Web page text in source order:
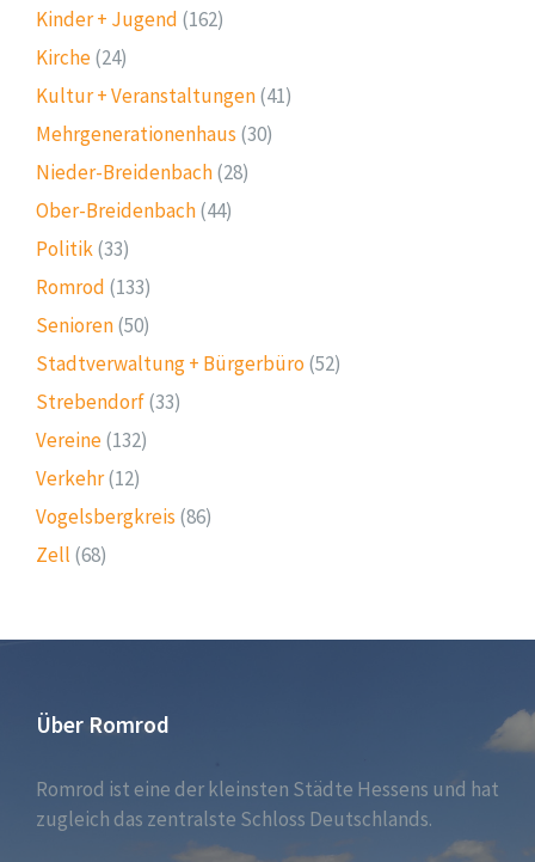
Kinder + Jugend (162)
Kirche(24)
Kultur + Veranstaltungen(41)
Mehrgenerationenhaus (30)
Nieder-Breidenbach(28)
Ober-Breidenbach(44)
Politik(33)
Romrod (133)
Senioren(50)
Stadtverwaltung + Bürgerbüro (52)
Strebendorf(33)
Vereine(132)
Verkehr(12)
Vogelsbergkreis (86)
Zell (68)
Über Romrod
Romrod ist eine der kleinsten Städte Hessens und hat
zugleich das zentralste Schloss Deutschlands.